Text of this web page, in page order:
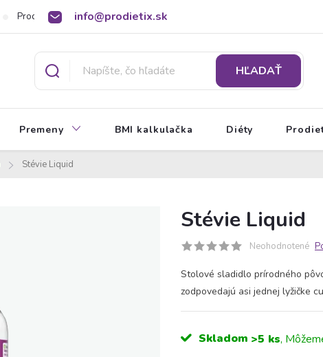
info@prodietix.sk
Prodietix poradňa BMI kalkulačka
HĽADAŤ
Premeny BMI kalkulačka Diéty
Stévie Liquid
Stévie Liquid
Neohodnotené
Stolové sladidlo prírodného
zodpovedajú asi jednej lyžičke
Skladom >5 ks